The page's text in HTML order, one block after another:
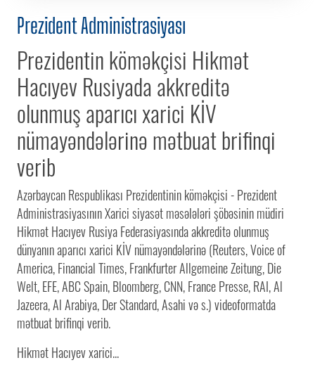
Prezident Administrasiyası
Prezidentin köməkçisi Hikmət
Hacıyev Rusiyada akkreditə
olunmuş aparıcı xarici KİV
nümayəndələrinə mətbuat brifinqi
verib
Azərbaycan Respublikası Prezidentinin köməkçisi - Prezident
Administrasiyasının Xarici siyasət məsələləri şöbəsinin müdiri
Hikmət Hacıyev Rusiya Federasiyasında akkreditə olunmuş
dünyanın aparıcı xarici KİV nümayəndələrinə (Reuters, Voice of
America, Financial Times, Frankfurter Allgemeine Zeitung, Die
Welt, EFE, ABC Spain, Bloomberg, CNN, France Presse, RAI, Al
Jazeera, Al Arabiya, Der Standard, Asahi və s.) videoformatda
mətbuat brifinqi verib.
Hikmət Hacıyev xarici...